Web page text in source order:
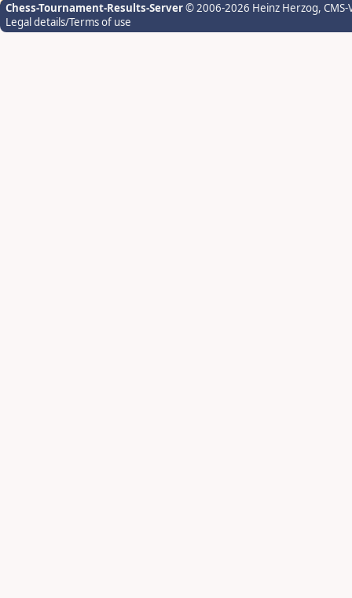
Chess-Tournament-Results-Server© 2006-2026 Heinz Herzog,
Legal details/Terms of use